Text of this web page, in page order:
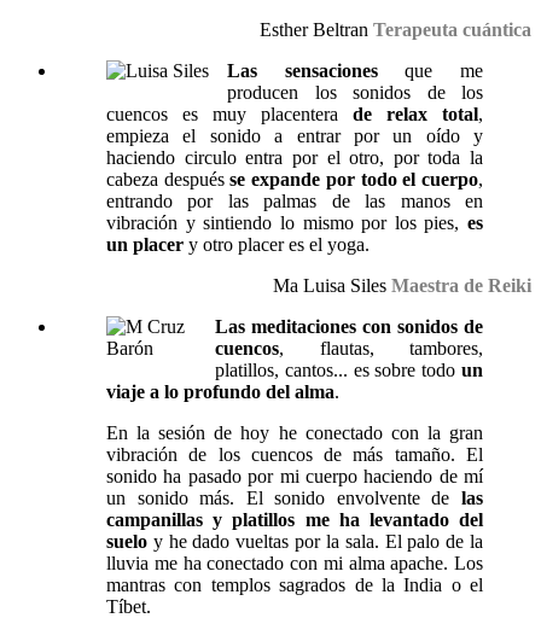
Esther Beltran Terapeuta cuántica
Las sensacionesque me
producen los sonidos de los
cuencos es muy placentera de relax total,
empieza el sonido a entrar por un oído y
haciendo circulo entra por el otro, por toda la
cabeza despuésse expande por todo el cuerpo,
entrando por las palmas de las manos en
vibración y sintiendo lo mismo por los pies, es
un placer y otro placer es el yoga.
Ma Luisa Siles Maestra de Reiki
Las meditaciones con sonidos de
cuencos, flautas, tambores,
platillos, cantos... es sobre todo un
viaje a lo profundo del alma.
En la sesión de hoy he conectado con la gran
vibración de los cuencos de más tamaño. El
sonido ha pasado por mi cuerpo haciendo de mí
un sonido más. El sonido envolvente de las
campanillas y platillos me ha levantado del
suelo y he dado vueltas por la sala. El palo de la
lluvia me ha conectado con mi alma apache. Los
mantras con templos sagrados de la India o el
Tíbet.